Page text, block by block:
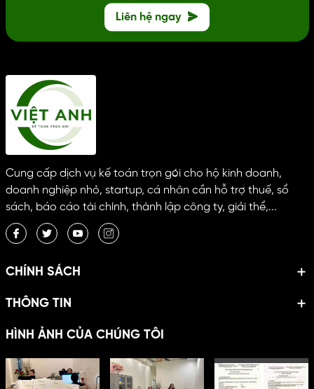
Liên hệ ngay
Cung cấp dịch vụ kế toán trọn gói cho hộ kinh doanh,
doanh nghiệp nhỏ, startup, cá nhân cần hỗ trợ thuế, sổ
sách, báo cáo tài chính, thành lập công ty, giải thể,...
CHÍNH SÁCH
THÔNG TIN
HÌNH ẢNH CỦA CHÚNG TÔI